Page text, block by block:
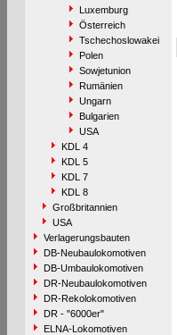
Luxemburg
Österreich
Tschechoslowakei
Polen
Sowjetunion
Rumänien
Ungarn
Bulgarien
USA
KDL 4
KDL 5
KDL 7
KDL 8
Großbritannien
USA
Verlagerungsbauten
DB-Neubaulokomotiven
DB-Umbaulokomotiven
DR-Neubaulokomotiven
DR-Rekolokomotiven
DR - "6000er"
ELNA-Lokomotiven